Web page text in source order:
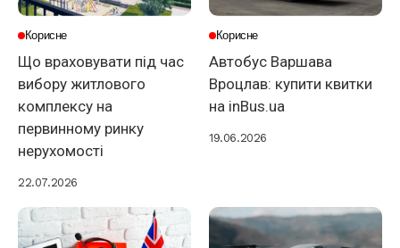
Корисне
Що враховувати під час
вибору житлового
комплексу на
первинному ринку
нерухомості
22.07.2026
Корисне
Автобус Варшава
Вроцлав: купити квитки
на inBus.ua
19.06.2026